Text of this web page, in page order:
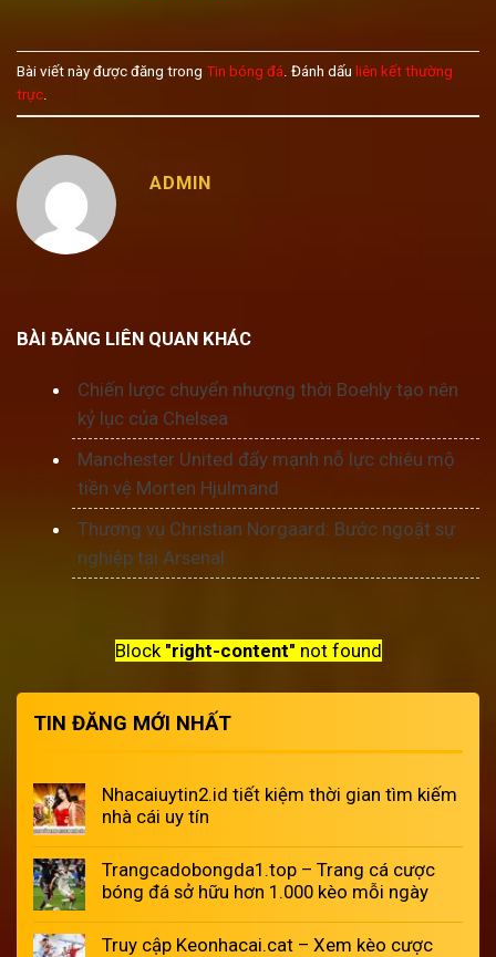
Bài viết này được đăng trong Tin bóng đá . Đánh dấu liên kết thường
trực
ADMIN
BÀI ĐĂNG LIÊN QUAN KHÁC
Chiến lược chuyển nhượng thời Boehly tạo nên
kỷ lục của Chelsea
Manchester United đẩy mạnh nỗ lực chiêu mộ
tiền vệ Morten Hjulmand
Thương vụ Christian Norgaard: Bước ngoặt sự
nghiệp tại Arsenal
Block "right-content" not found
TIN ĐĂNG MỚI NHẤT
Nhacaiuytin2.id tiết kiệm thời gian tìm kiếm
nhà cái uy tín
Trangcadobongda1.top – Trang cá cược
bóng đá sở hữu hơn 1.000 kèo mỗi ngày
Truy cập Keonhacai.cat – Xem kèo cược